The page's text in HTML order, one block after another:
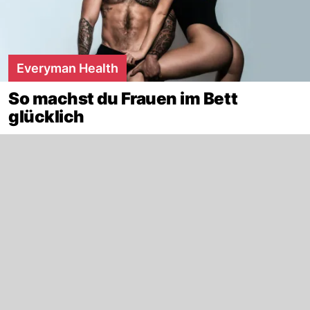
Everyman Health
So machst du Frauen im Bett
glücklich